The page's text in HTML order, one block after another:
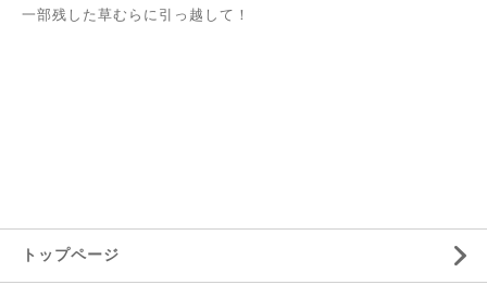
一部残した草むらに引っ越して！
トップページ